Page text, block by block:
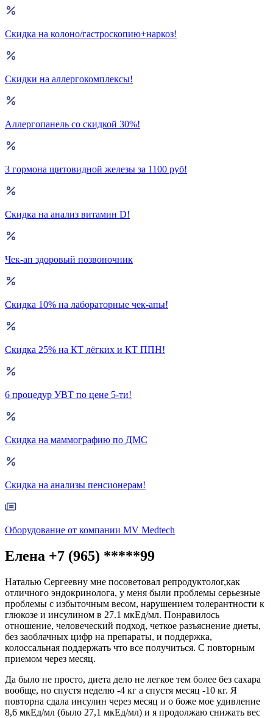
Скидка на колоно/гастроскопию+наркоз!
Скидки на аллергокомплексы!
Аллергопанель со скидкой 30%!
3 гормона щитовидной железы за 1100 руб!
Скидка на анализ витамин D!
Чек-ап здоровый позвоночник
Скидка 10% на лабораторные чек-апы!
Скидка 25% на КТ лёгких и КТ ППН!
6 процедур УВТ по цене 5-ти!
Скидка на маммографию по ДМС
Скидка на анализы пенсионерам!
Оборудование от компании MV Medtech
Елена +7 (965) *****99
Наталью Сергеевну мне посоветовал репродуктолог,как
отличного эндокринолога, у меня были проблемы серьезные
проблемы с избыточным весом, нарушением толерантности к
глюкозе и инсулином в 27.1 мкЕд/мл. Понравилось
отношение, человеческий подход, четкое разъяснение диеты,
без заоблачных цифр на препараты, и поддержка,
колоссальная поддержать что все получиться. С повторным
приемом через месяц.
Да было не просто, диета дело не легкое тем более без сахара
вообще, но спустя неделю -4 кг а спустя месяц -10 кг. Я
повторна сдала инсулин через месяц и о боже мое удивление
8,6 мкЕд/мл (было 27,1 мкЕд/мл) и я продолжаю снижать вес